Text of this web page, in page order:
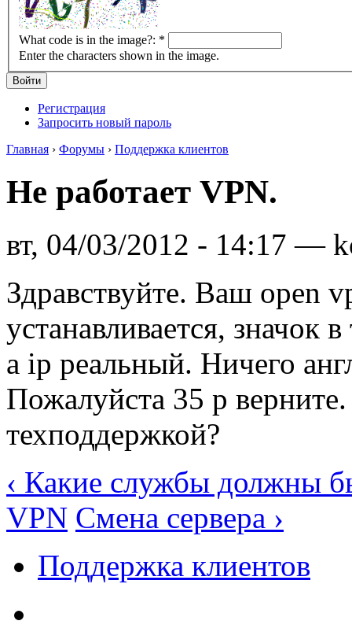
What code is in the image?: *
Enter the characters shown in the image.
Регистрация
Запросить новый пароль
Главная › Форумы › Поддержка клиентов
Не работает VPN.
вт, 04/03/2012 - 14:17 —
Здравствуйте. Ваш open
устанавливается, значок
а ip реальный. Ничего
Пожалуйста 35 р
техподдержкой?
‹ Какие службы должны
VPN Смена сервера ›
Поддержка клиентов